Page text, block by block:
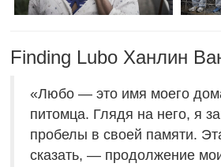
Finding Lubo Ханлин
«Любо — это имя моего
питомца. Глядя на него, я
пробелы в своей памяти.
сказать, — продолжение